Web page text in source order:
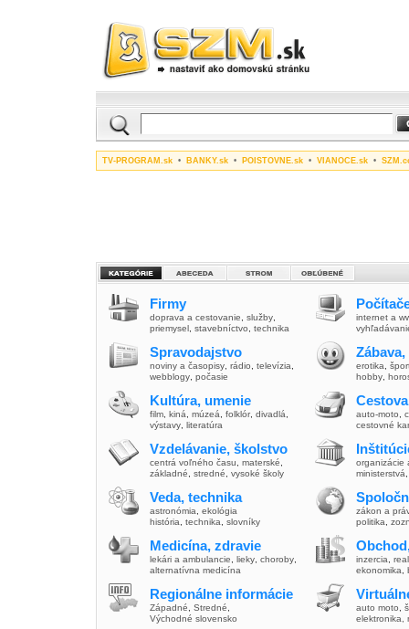
TV-PROGRAM.sk • BANKY.sk • POISTOVNE.sk • VIANOCE.sk •
Firmy
doprava a cestovanie služby
priemysel stavebníctvo technika
Spravodajstvo
noviny a časopisy rádio televízia
webblogy počasie
Kultúra, umenie
film kiná múzeá folklór, divadlá
výstavy literatúra
Vzdelávanie, školstvo
centrá voľného času materské
základné
stredné vysoké školy
Veda, technika
astronómia
ekológia
história
technika slovníky
Medicína, zdravie
lekári a ambulancie lieky choroby
alternatívna medicína
Regionálne informácie
Západné Stredné
Východné slovensko
internet a
erotika
hobby
auto-moto
cestovné
organizácie
ministerstvá
zákon a
politika
inzercia
ekonomika
auto moto
elektronika,